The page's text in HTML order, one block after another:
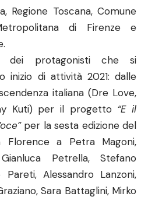
Regione Toscana, Comune
di Firenze e
dei protagonisti che si
inizio di attività 2021: dalle
italiana (Dre Love,
Kuti) per il progetto “E il
per la sesta edizione del
Florence a Petra Magoni,
Petrella, Stefano
Pareti, Alessandro Lanzoni,
Sara Battaglini, Mirko